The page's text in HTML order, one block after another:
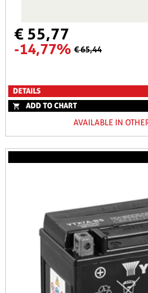
€ 55,77
-14,77% € 65,44
DETAILS
ADD TO CHART
AVAILABLE IN